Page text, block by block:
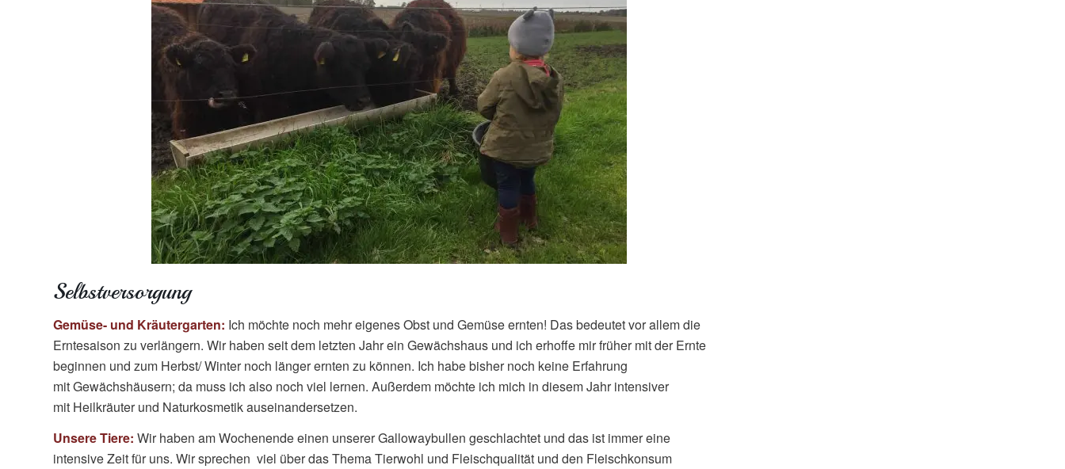
Selbstversorgung
Gemüse- und Kräutergarten: Ich möchte noch mehr eigenes Obst und Gemüse ernten! Das bedeutet vor allem die
Erntesaison zu verlängern. Wir haben seit dem letzten Jahr ein Gewächshaus und ich erhoffe mir früher mit der Ernte
beginnen und zum Herbst/ Winter noch länger ernten zu können. Ich habe bisher noch keine Erfahrung
mit Gewächshäusern; da muss ich also noch viel lernen. Außerdem möchte ich mich in diesem Jahr intensiver
mit Heilkräuter und Naturkosmetik auseinandersetzen.
Unsere Tiere: Wir haben am Wochenende einen unserer Gallowaybullen geschlachtet und das ist immer eine
intensive Zeit für uns. Wir sprechen viel über das Thema Tierwohl und Fleischqualität und den Fleischkonsum